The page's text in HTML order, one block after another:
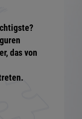
das von